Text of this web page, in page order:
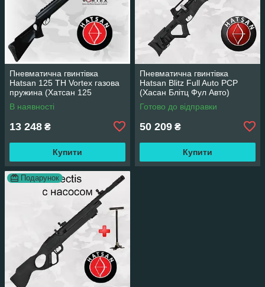
Пневматична гвинтівка
Hatsan 125 TH Vortex газова
пружина (Хатсан 125
вортекс)
В наявності
13 248 ₴
Купити
Пневматична гвинтівка
Hatsan Blitz Full Auto PCP
(Хасан Блітц Фул Авто)
Готово до відправки
50 209 ₴
Купити
Подарунок